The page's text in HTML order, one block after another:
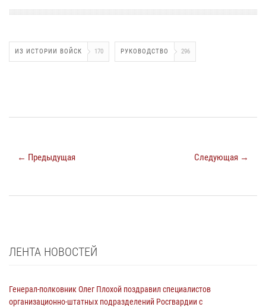
ИЗ ИСТОРИИ ВОЙСК 170 РУКОВОДСТВО 296
← Предыдущая Следующая →
ЛЕНТА НОВОСТЕЙ
Генерал-полковник Олег Плохой поздравил специалистов
организационно-штатных подразделений Росгвардии с